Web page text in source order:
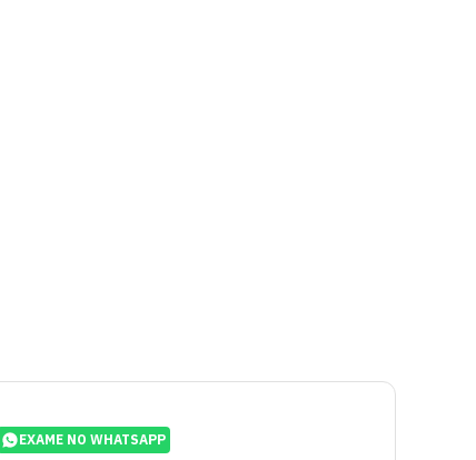
EXAME NO WHATSAPP